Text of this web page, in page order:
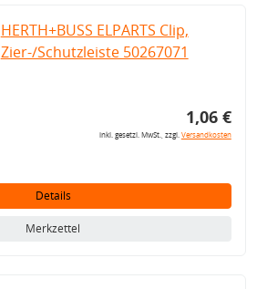
HERTH+BUSS ELPARTS Clip,
Zier-/Schutzleiste 50267071
1,06 €
inkl. gesetzl. MwSt., zzgl.Versandkosten
Details
Merkzettel